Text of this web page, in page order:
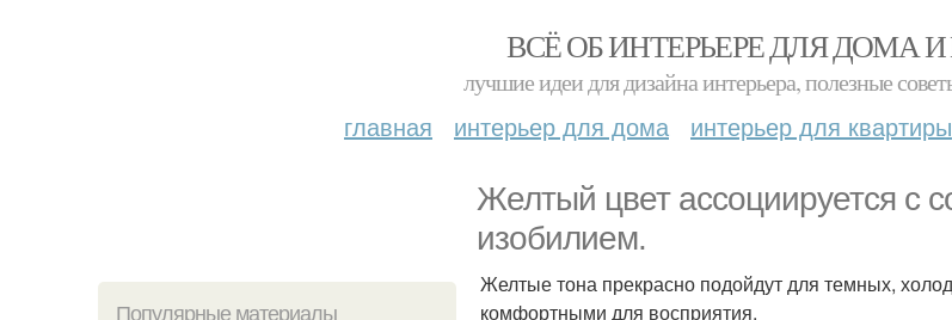
ВСЁ ОБ ИНТЕРЬЕРЕ ДЛЯ ДОМА
лучшие идеи для дизайна интерьера, полезные
главная интерьер для дома интерьер для квартиры
Желтый цвет ассоциируется с
изобилием.
Популярные материалы
Желтые тона прекрасно подойдут для темных,
комфортными для восприятия.